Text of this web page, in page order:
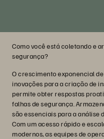
Como você está coletando e
segurança?
O crescimento exponencial
inovações para a criação de
permite obter respostas
falhas de segurança.
são essenciais para a análise
Com um acesso rápido e
modernos, as equipes de